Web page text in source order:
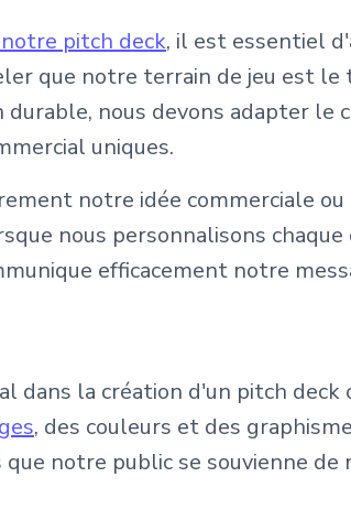
pitch deck, il est essentiel
que notre terrain de jeu est
durable, nous devons adapter
uniques.
notre idée commerciale
nous personnalisons
efficacement notre
dans la création d'un pitch
, des couleurs et des
que notre public se souvienne